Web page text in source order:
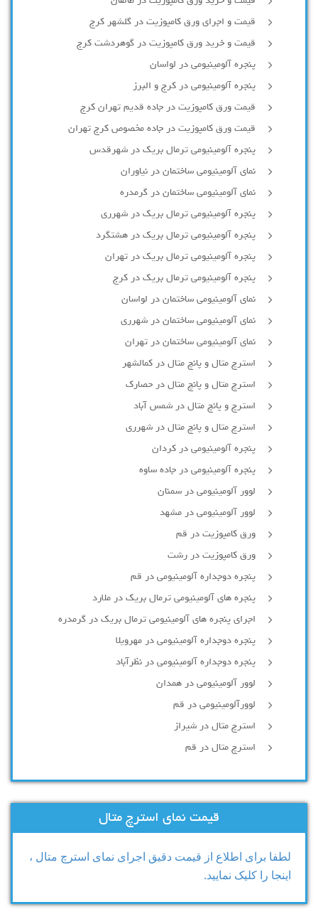
قیمت و اجرای ورق کامپوزیت در گلشهر کرج
قیمت و خرید ورق کامپوزیت در گوهردشت کرج
پنجره آلومینیومی در لواسان
پنجره آلومینیومی در کرج و البرز
قیمت ورق کامپوزیت در جاده قدیم تهران کرج
قیمت ورق کامپوزیت در جاده مخصوص کرج تهران
پنجره آلومینیومی ترمال بریک در شهرقدس
نمای آلومینیومی ساختمان در نیاوران
نمای آلومینیومی ساختمان در گرمدره
پنجره آلومینیومی ترمال بریک در شهرری
پنجره آلومینیومی ترمال بریک در هشتگرد
پنجره آلومینیومی ترمال بریک در تهران
پنجره آلومینیومی ترمال بریک در کرج
نمای آلومینیومی ساختمان در لواسان
نمای آلومینیومی ساختمان در شهرری
نمای آلومینیومی ساختمان در تهران
استرچ متال و پانچ متال در کمالشهر
استرچ متال و پانچ متال در حصارك
استرچ و پانچ متال در شمس آباد
استرچ متال و پانچ متال در شهرری
پنجره آلومینیومی در کردان
پنجره آلومینیومی در جاده ساوه
لوور آلومینیومی در سمنان
لوور آلومینیومی در مشهد
ورق کامپوزیت در قم
ورق کامپوزیت در رشت
پنجره دوجداره آلومينيومی در قم
پنجره های آلومینیومی ترمال بریک در ملارد
اجرای پنجره های آلومینیومی ترمال بریک در گرمدره
پنجره دوجداره آلومینیومی در مهرویلا
پنجره دوجداره آلومینیومی در نظرآباد
لوور آلومینیومی در همدان
لوورآلومینیومی در قم
استرچ متال در شیراز
استرچ متال در قم
قیمت نمای استرچ متال
لطفا برای اطلاع از قیمت دقیق اجرای نمای استرچ متال ،
اینجا را کلیک نمایید.